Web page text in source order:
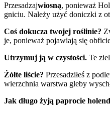
Przesadzajwiosną, ponieważ
gniciu. Należy użyć doniczki z
Coś dokucza twojej roślinie?
je, ponieważ pojawiają się
Utrzymuj ją w czystości. Te
Żółte liście? Przesadziłeś z
wierzchnia warstwa gleby
Jak długo żyją paprocie